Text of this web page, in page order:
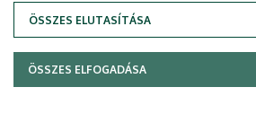
ÖSSZES ELUTASÍTÁSA
ÖSSZES ELFOGADÁSA
Copyright © 2026 Unideb